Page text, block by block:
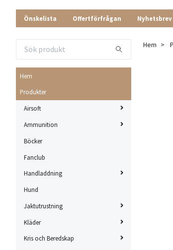
Önskelista Offertförfrågan Nyhetsbrev
Hem
Produkter
Airsoft
Ammunition
Böcker
Fanclub
Handladdning
Hund
Jaktutrustning
Kläder
Kris och Beredskap
Hem